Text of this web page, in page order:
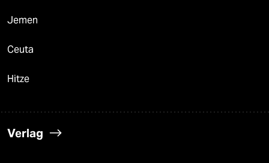
Jemen
Ceuta
Hitze
Verlag